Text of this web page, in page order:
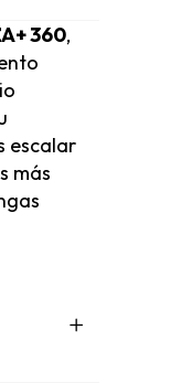
360,
escalar
más